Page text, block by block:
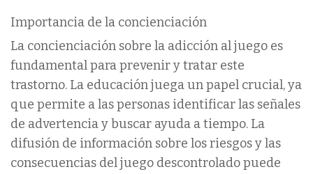
Importancia de la concienciación
La concienciación sobre la adicción al juego es
fundamental para prevenir y tratar este
trastorno. La educación juega un papel crucial, ya
que permite a las personas identificar las señales
de advertencia y buscar ayuda a tiempo. La
difusión de información sobre los riesgos y las
consecuencias del juego descontrolado puede